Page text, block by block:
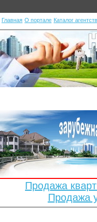
Главная О портале Каталог
Продажа
Продажа